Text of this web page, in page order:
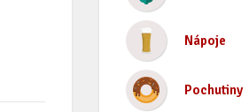
Nápoje
Pochutiny